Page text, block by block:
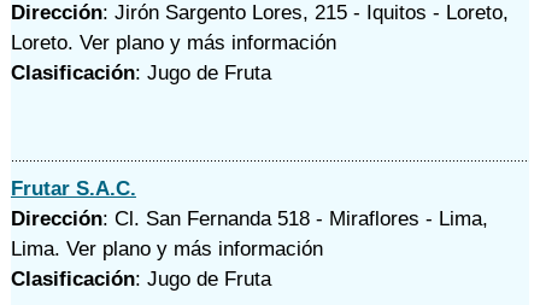
Dirección: Jirón Sargento Lores, 215 - Iquitos - Loreto,
Loreto. Ver plano y más información
Clasificación: Jugo de Fruta
Frutar S.A.C.
Dirección: Cl. San Fernanda 518 - Miraflores - Lima,
Lima. Ver plano y más información
Clasificación: Jugo de Fruta